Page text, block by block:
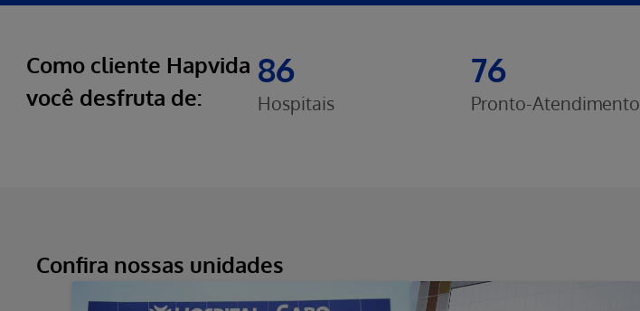
Como cliente Hapvida
você desfruta de:
86
Hospitais
76
Pronto-Atendimento
Confira nossas unidades